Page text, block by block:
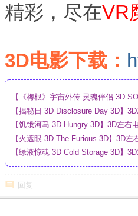
精彩，尽在VR
3D电影下载：
【《梅根》宇宙外传 灵魂伴侣 3D
_4K_高清蓝光压制_网盘
【揭秘日 3D Disclosure Day 3D】
制_网盘
【饥饿河马 3D Hungry 3D】3D左
【火遮眼 3D The Furious 3D】3D
网盘
【绿液惊魂 3D Cold Storage 3D】
回复